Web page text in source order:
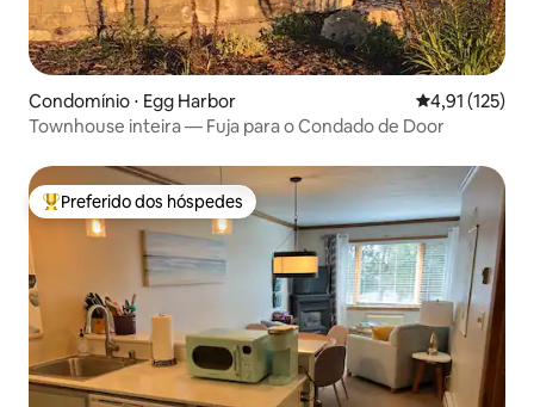
Condomínio ⋅ Egg Harbor 4,91 de uma
4,91 (125)
Townhouse inteira — Fuja para o Condado de Door
Entre os melhores preferidos dos hóspedes
Preferido dos hóspedes